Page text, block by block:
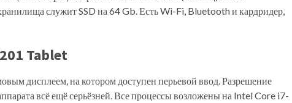
служит SSD на 64 Gb. Есть Wi-Fi, Bluetooth и кардридер,
Tablet
дисплеем, на котором доступен перьевой ввод. Разрешение
всё ещё серьёзней. Все процессы возложены на Intel Core i7-